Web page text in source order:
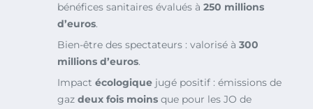
bénéfices sanitaires évalués à 250 millions
d’euros.
Bien-être des spectateurs : valorisé à 300
millions d’euros.
Impact écologique jugé positif : émissions de
gaz deux fois moins que pour les JO de